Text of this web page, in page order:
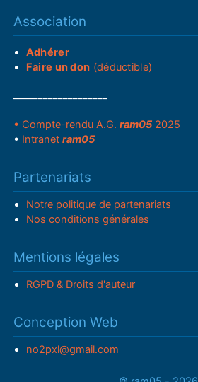
Association
Adhérer
Faire un don (déductible)
• Compte-rendu A.G.ram05 2025
• Intranetram05
Partenariats
Notre politique de partenariats
Nos conditions générales
Mentions légales
RGPD & Droits d'auteur
Conception Web
no2pxl@gmail.com